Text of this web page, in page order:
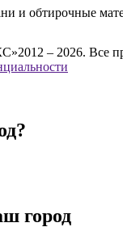
– 2026. Все
город